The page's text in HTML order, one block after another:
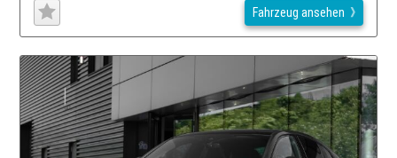
Fahrzeug ansehen